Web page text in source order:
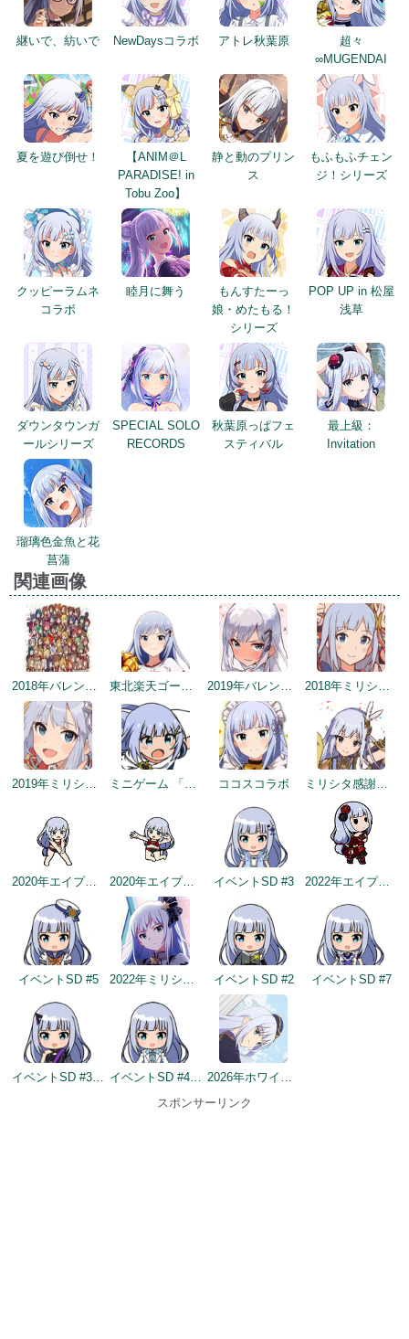
継いで、紡いで NewDaysコラボ アトレ秋葉原
超々
∞MUGENDAI
夏を遊び倒せ！
【ANIM＠L
PARADISE! in
Tobu Zoo】
静と動のプリン
ス
もふもふチェン
ジ！シリーズ
クッピーラムネ
コラボ
睦月に舞う
もんすたーっ
娘・めたもる！
シリーズ
POP UP in 松屋
浅草
ダウンタウンガ
ールシリーズ
SPECIAL SOLO
RECORDS
秋葉原っぱフェ
スティバル
最上級：
Invitation
瑠璃色金魚と花
菖蒲
関連画像
2018年バレンタインデー公式ツイート 東北楽天ゴールデンイーグルスコラボトップ絵 2019年バレンタイントップ画面 2018年ミリシタ感謝祭
2019年ミリシタ2周年カウントダウン（3日前） ミニゲーム 「アイドルヒーローズ ジェネシス」編 ココスコラボ ミリシタ感謝祭2019～2020
2020年エイプリルフールネタ 2020年エイプリルフールネタ イベントSD #3 2022年エイプリルフールネタ
イベントSD #5 2022年ミリシタ5周年トップ画面 イベントSD #2 イベントSD #7
イベントSD #354 イベントSD #403
2026年ホワイトデートップ画面
スポンサーリンク